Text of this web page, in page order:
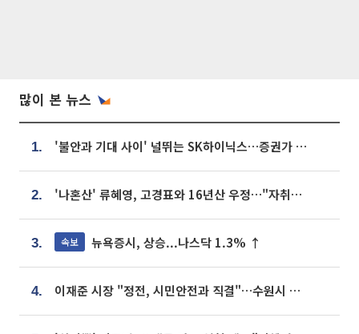
많이 본 뉴스
1. '불안과 기대 사이' 널뛰는 SK하이닉스…증권가 "HBM4·LTA 기반 펀터멘털 견고"
2. '나혼산' 류혜영, 고경표와 16년산 우정…"자취방서 부모님과 마주쳐"
3. 속보 뉴욕증시, 상승...나스닥 1.3% ↑
4. 이재준 시장 "정전, 시민안전과 직결"…수원시 비상대응체계 가동